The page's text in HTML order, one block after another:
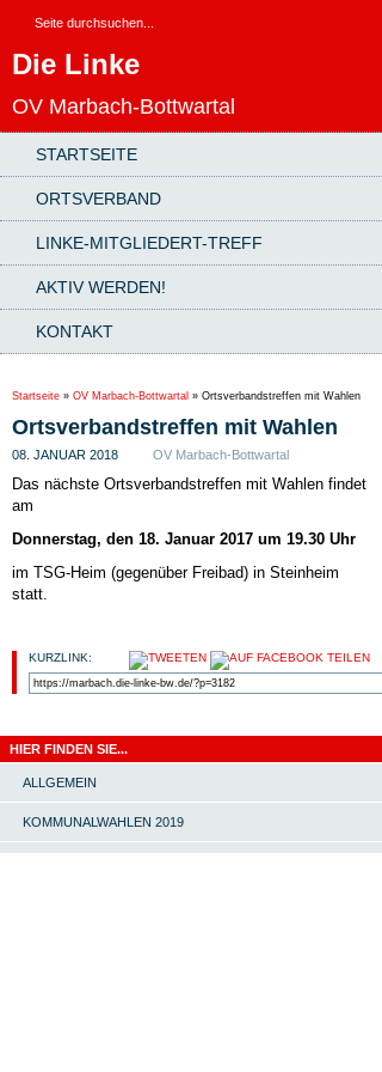
Die Linke
OV Marbach-Bottwartal
STARTSEITE
ORTSVERBAND
LINKE-MITGLIEDERT-TREFF
AKTIV WERDEN!
KONTAKT
Startseite » OV Marbach-Bottwartal » Ortsverbandstreffen mit Wahlen
Ortsverbandstreffen mit Wahlen
08. JANUAR 2018 OV Marbach-Bottwartal
Das nächste Ortsverbandstreffen mit Wahlen findet
am
Donnerstag, den 18. Januar 2017 um 19.30 Uhr
im TSG-Heim (gegenüber Freibad) in Steinheim
statt.
KURZLINK:
HIER FINDEN SIE...
ALLGEMEIN
KOMMUNALWAHLEN 2019